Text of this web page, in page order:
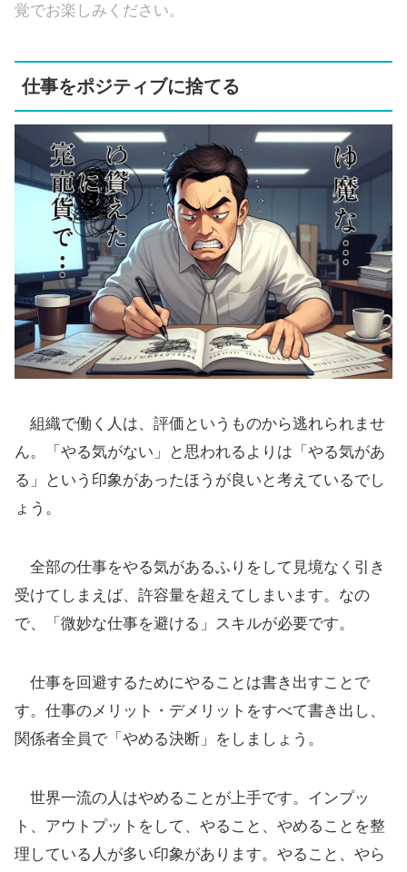
覚でお楽しみください。
仕事をポジティブに捨てる
組織で働く人は、評価というものから逃れられませ
ん。「やる気がない」と思われるよりは「やる気があ
る」という印象があったほうが良いと考えているでし
ょう。
全部の仕事をやる気があるふりをして見境なく引き
受けてしまえば、許容量を超えてしまいます。なの
で、「微妙な仕事を避ける」スキルが必要です。
仕事を回避するためにやることは書き出すことで
す。仕事のメリット・デメリットをすべて書き出し、
関係者全員で「やめる決断」をしましょう。
世界一流の人はやめることが上手です。インプッ
ト、アウトプットをして、やること、やめることを整
理している人が多い印象があります。やること、やら